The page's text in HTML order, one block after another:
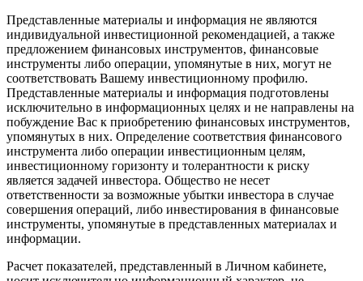
Представленные материалы и информация не являются
индивидуальной инвестиционной рекомендацией, а также
предложением финансовых инструментов, финансовые
инструменты либо операции, упомянутые в них, могут не
соответствовать Вашему инвестиционному профилю.
Представленные материалы и информация подготовлены
исключительно в информационных целях и не направлены на
побуждение Вас к приобретению финансовых инструментов,
упомянутых в них. Определение соответствия финансового
инструмента либо операции инвестиционным целям,
инвестиционному горизонту и толерантности к риску
является задачей инвестора. Общество не несет
ответственности за возможные убытки инвестора в случае
совершения операций, либо инвестирования в финансовые
инструменты, упомянутые в представленных материалах и
информации.
Расчет показателей, представленный в Личном кабинете,